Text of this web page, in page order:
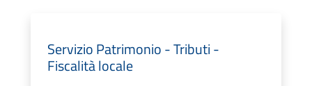
Servizio Patrimonio - Tributi -
Fiscalità locale